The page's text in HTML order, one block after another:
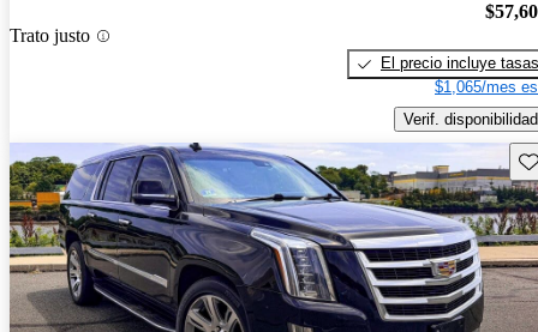
Trato justo
El precio incluye tasas
$1,065/mes
Verif. disponibilidad